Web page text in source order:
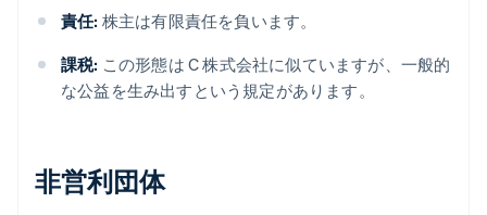
責任: 株主は有限責任を負います。
課税: この形態は C 株式会社に似ていますが、一般的
な公益を生み出すという規定があります。
非営利団体